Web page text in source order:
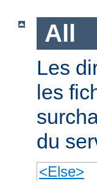
All
Les
les
du
<Else>